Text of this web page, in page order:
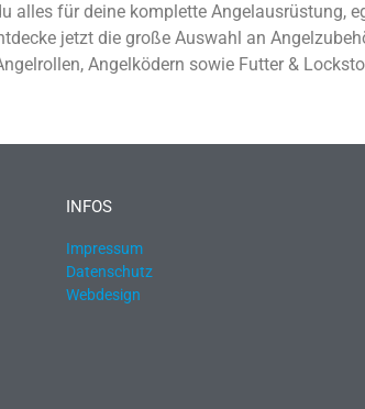
alles für deine komplette Angelausrüstung,
jetzt die große Auswahl an
Angelködern sowie Futter &
INFOS
Impressum
Datenschutz
Webdesign